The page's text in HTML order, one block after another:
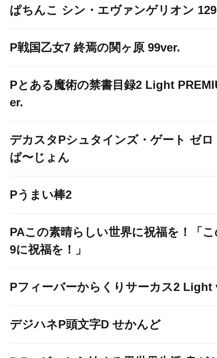
ぱちんこ シン・エヴァンゲリオン
P戦国乙女7 終焉の関ヶ原 99ver.
Pとある魔術の禁書目録2 Light
er.
デカスタPシュタインズ・ゲート ゼ
ば〜じょん
Pうまい棒2
PAこの素晴らしい世界に祝福を！「
9に祝福を！」
Pフィーバーからくりサーカス2 Light
デジハネP頭文字D せかんど